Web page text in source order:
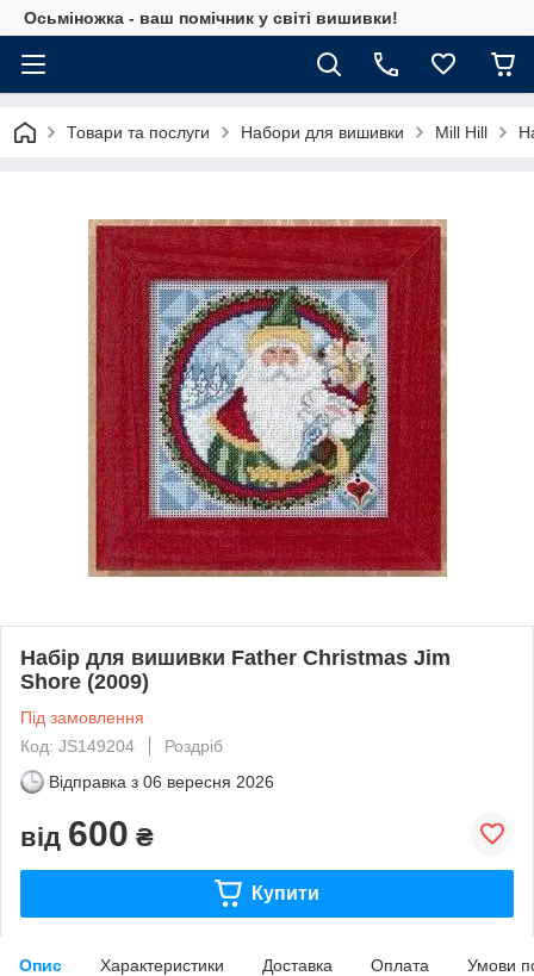
Осьміножка - ваш помічник у світі вишивки!
Товари та послуги Набори для вишивки Mill Hill
Набір для вишивки Father Christmas Jim
Shore (2009)
Під замовлення
Код: JS149204
Роздріб
Відправка з 06 вересня 2026
від 600 ₴
Купити
Опис Характеристики Доставка Оплата Умови